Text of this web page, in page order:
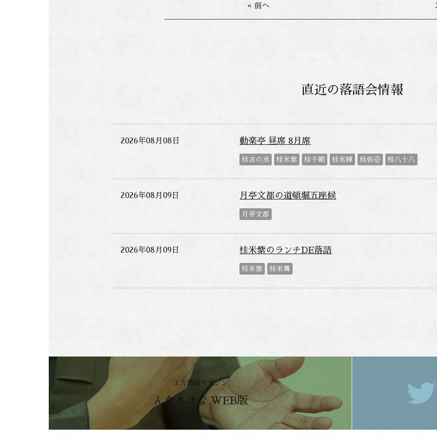
« 前へ
直近の落語会情報
2026年08月08日 動楽亭 昼席 8月席
桂吉の丞 桂米紫 桂千朝 桂米輝 桂弥壱 桂八十八
2026年08月09日 月亭文都の道頓堀五座候
月亭文都
2026年08月09日 桂米紫のランチDE落語
桂米紫 桂米舞
上方落語マガジン
んなあほな WEB版